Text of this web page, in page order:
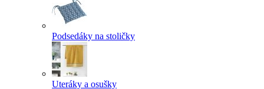
Podsedáky na stoličky
Uteráky a osušky